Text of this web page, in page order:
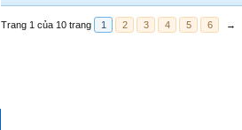
Trang 1 của 10 trang 1 2 3 4 5 6 →